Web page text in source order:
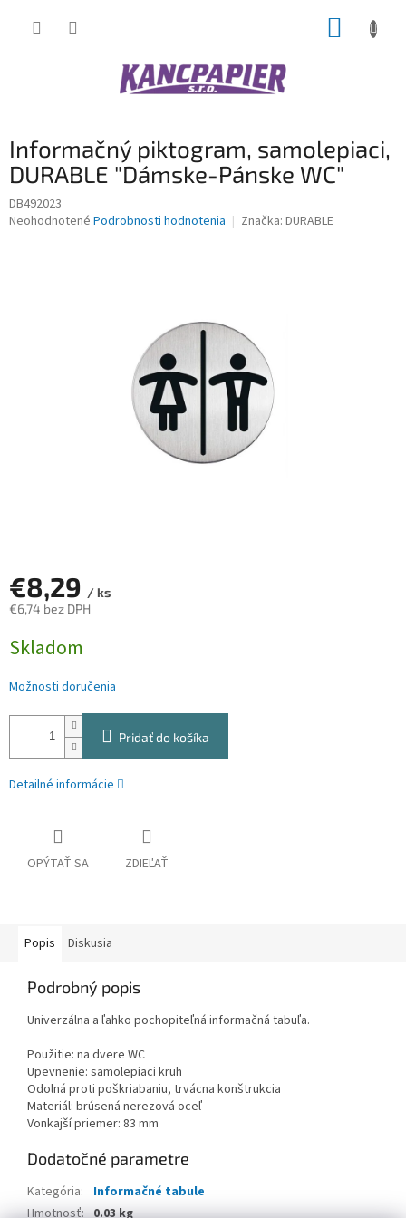
Informačný piktogram, samolepiaci,
DURABLE "Dámske-Pánske WC"
DB492023
Priemerné
Neohodnotené Podrobnosti hodnotenia Značka: DURABLE
€8,29 / ks
€6,74 bez DPH
cena:
Skladom
Možnosti doručenia
Pridať do košíka
Detailné informácie
OPÝTAŤ SA ZDIEĽAŤ
Popis Diskusia
Podrobný popis
Univerzálna a ľahko pochopiteľná informačná tabuľa.
Použitie: na dvere WC
Upevnenie: samolepiaci kruh
Odolná proti poškriabaniu, trvácna konštrukcia
Materiál: brúsená nerezová oceľ
Vonkajší priemer: 83 mm
Dodatočné parametre
Kategória:
Informačné tabule
Hmotnosť: 0.03 kg